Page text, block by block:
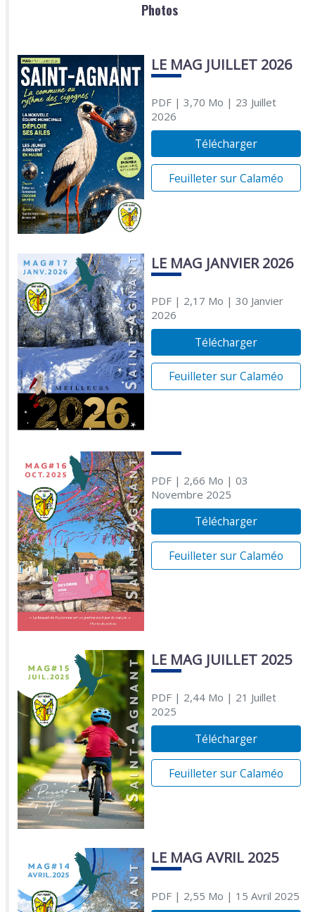
Photos
LE MAG JUILLET 2026
PDF| 3,70 Mo | 23 Juillet
2026
Télécharger
Feuilleter sur Calaméo
LE MAG JANVIER 2026
PDF| 2,17 Mo | 30 Janvier
2026
Télécharger
Feuilleter sur Calaméo
PDF| 2,66 Mo | 03
Novembre 2025
Télécharger
Feuilleter sur Calaméo
LE MAG JUILLET 2025
PDF| 2,44 Mo | 21 Juillet
2025
Télécharger
Feuilleter sur Calaméo
LE MAG AVRIL 2025
PDF| 2,55 Mo | 15 Avril 2025